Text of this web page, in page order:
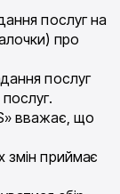
послуг на
про
послуг
вважає, що
змін приймає